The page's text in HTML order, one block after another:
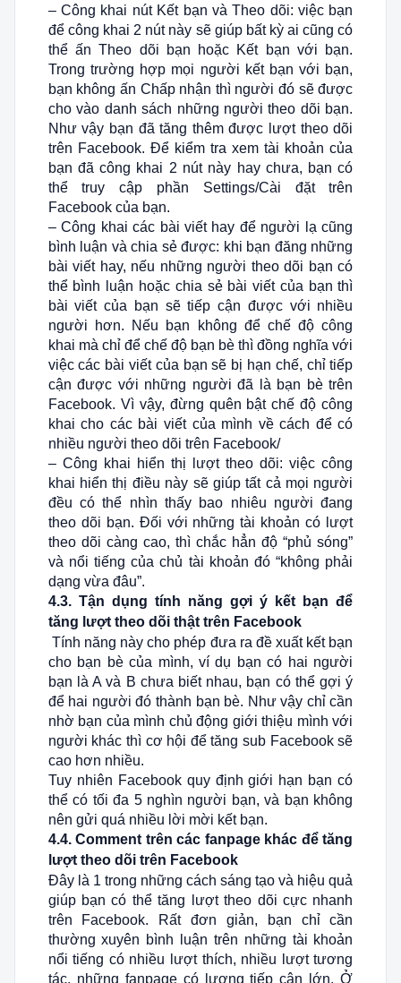
– Công khai nút Kết bạn và Theo dõi: việc bạn
để công khai 2 nút này sẽ giúp bất kỳ ai cũng có
thể ấn Theo dõi bạn hoặc Kết bạn với bạn.
Trong trường hợp mọi người kết bạn với bạn,
bạn không ấn Chấp nhận thì người đó sẽ được
cho vào danh sách những người theo dõi bạn.
Như vậy bạn đã tăng thêm được lượt theo dõi
trên Facebook. Để kiểm tra xem tài khoản của
bạn đã công khai 2 nút này hay chưa, bạn có
thể truy cập phần Settings/Cài đặt trên
Facebook của bạn.
– Công khai các bài viết hay để người lạ cũng
bình luận và chia sẻ được: khi bạn đăng những
bài viết hay, nếu những người theo dõi bạn có
thể bình luận hoặc chia sẻ bài viết của bạn thì
bài viết của bạn sẽ tiếp cận được với nhiều
người hơn. Nếu bạn không để chế độ công
khai mà chỉ để chế độ bạn bè thì đồng nghĩa với
việc các bài viết của bạn sẽ bị hạn chế, chỉ tiếp
cận được với những người đã là bạn bè trên
Facebook. Vì vậy, đừng quên bật chế độ công
khai cho các bài viết của mình về cách để có
nhiều người theo dõi trên Facebook/
– Công khai hiển thị lượt theo dõi: việc công
khai hiển thị điều này sẽ giúp tất cả mọi người
đều có thể nhìn thấy bao nhiêu người đang
theo dõi bạn. Đối với những tài khoản có lượt
theo dõi càng cao, thì chắc hẳn độ “phủ sóng”
và nổi tiếng của chủ tài khoản đó “không phải
dạng vừa đâu”.
4.3. Tận dụng tính năng gợi ý kết bạn để
tăng lượt theo dõi thật trên Facebook
Tính năng này cho phép đưa ra đề xuất kết bạn
cho bạn bè của mình, ví dụ bạn có hai người
bạn là A và B chưa biết nhau, bạn có thể gợi ý
để hai người đó thành bạn bè. Như vậy chỉ cần
nhờ bạn của mình chủ động giới thiệu mình với
người khác thì cơ hội để tăng sub Facebook sẽ
cao hơn nhiều.
Tuy nhiên Facebook quy định giới hạn bạn có
thể có tối đa 5 nghìn người bạn, và bạn không
nên gửi quá nhiều lời mời kết bạn.
4.4. Comment trên các fanpage khác để tăng
lượt theo dõi trên Facebook
Đây là 1 trong những cách sáng tạo và hiệu quả
giúp bạn có thể tăng lượt theo dõi cực nhanh
trên Facebook. Rất đơn giản, bạn chỉ cần
thường xuyên bình luận trên những tài khoản
nổi tiếng có nhiều lượt thích, nhiều lượt tương
tác, những fanpage có lượng tiếp cận lớn. Ở